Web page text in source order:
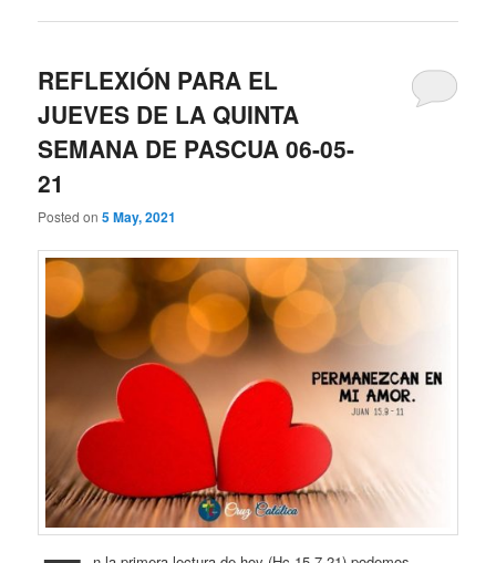
REFLEXIÓN PARA EL
JUEVES DE LA QUINTA
SEMANA DE PASCUA 06-05-
21
Posted on5 May, 2021